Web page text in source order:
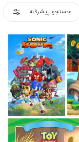
جستجو پیشرفته